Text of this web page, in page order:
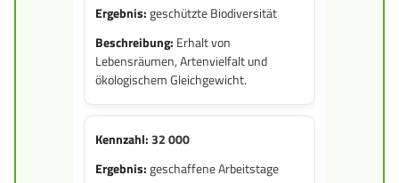
geschützte Biodiversität
Erhalt von
Lebensräumen, Artenvielfalt und
ökologischem Gleichgewicht.
32 000
geschaffene Arbeitstage